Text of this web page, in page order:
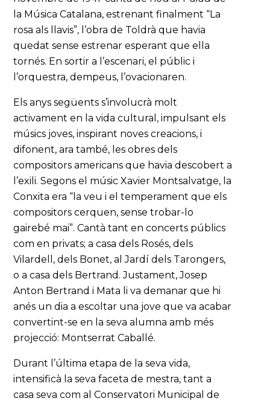
la Música Catalana, estrenant finalment “La
rosa als llavis”, l’obra de Toldrà que havia
quedat sense estrenar esperant que ella
tornés. En sortir a l’escenari, el públic i
l’orquestra, dempeus, l’ovacionaren.
Els anys següents s’involucrà molt
activament en la vida cultural, impulsant els
músics joves, inspirant noves creacions, i
difonent, ara també, les obres dels
compositors americans que havia descobert a
l’exili. Segons el músic Xavier Montsalvatge, la
Conxita era “la veu i el temperament que els
compositors cerquen, sense trobar-lo
gairebé mai”. Cantà tant en concerts públics
com en privats; a casa dels Rosés, dels
Vilardell, dels Bonet, al Jardí dels Tarongers,
o a casa dels Bertrand. Justament, Josep
Anton Bertrand i Mata li va demanar que hi
anés un dia a escoltar una jove que va acabar
convertint-se en la seva alumna amb més
projecció: Montserrat Caballé.
Durant l’última etapa de la seva vida,
intensificà la seva faceta de mestra, tant a
casa seva com al Conservatori Municipal de